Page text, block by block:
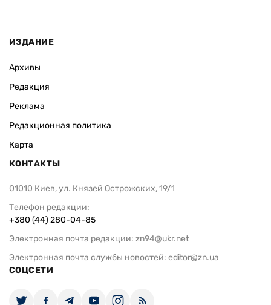
ИЗДАНИЕ
Архивы
Редакция
Реклама
Редакционная политика
Карта
КОНТАКТЫ
01010 Киев, ул. Князей Острожских, 19/1
Телефон редакции:
+380 (44) 280-04-85
Электронная почта редакции: zn94@ukr.net
Электронная почта службы новостей: editor@zn.ua
СОЦСЕТИ